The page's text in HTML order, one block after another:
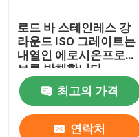
로드 바 스테인레스 강
라운드 ISO 그레이트는
내열인 에로시온프로어
브를 방해합니다
최고의 가격
연락처